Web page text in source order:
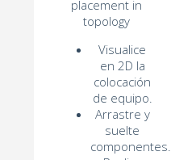
placement in
topology
Visualice
en 2D la
colocación
de equipo.
Arrastre y
suelte
componentes.